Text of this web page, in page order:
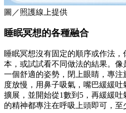
圖／照護線上提供
睡眠冥想的各種融合
睡眠冥想沒有固定的順序或作法
本，或試試看不同做法的結果。像
一個舒適的姿勢，閉上眼睛，專
度放慢，用鼻子吸氣，嘴巴緩緩
擴展，並開始從1數到5，再緩緩
的精神都專注在呼吸上頭即可，至